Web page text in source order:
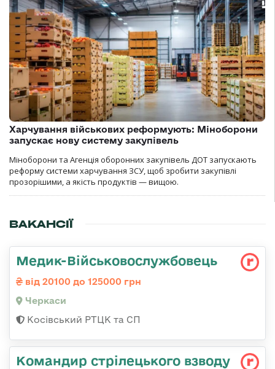
Харчування військових реформують: Міноборони
запускає нову систему закупівель
Міноборони та Агенція оборонних закупівель ДОТ запускають
реформу системи харчування ЗСУ, щоб зробити закупівлі
прозорішими, а якість продуктів — вищою.
ВАКАНСІЇ
Медик-Військовослужбовець
від 20100 до 125000 грн
Черкаси
Косівський РТЦК та СП
Командир стрілецького взводу